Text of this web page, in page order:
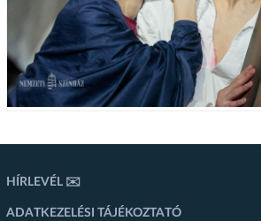
HÍRLEVÉL ✉️
ADATKEZELÉSI TÁJÉKOZTATÓ